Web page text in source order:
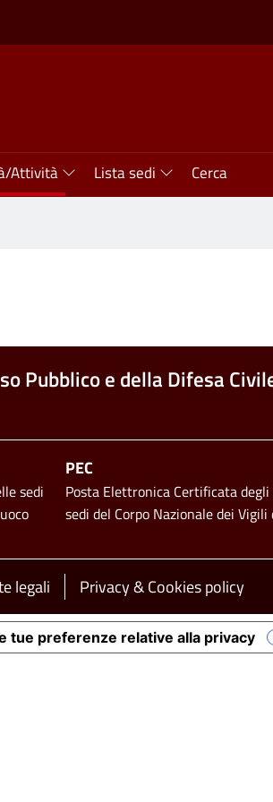
Attività Lista sedi Cerca
Pubblico e della Difesa
sedi
PEC
Posta Elettronica Certificata
sedi del Corpo Nazionale dei Vigili
legali Privacy & Cookies policy
tue preferenze relative alla privacy